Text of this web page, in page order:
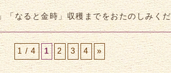
「なると金時」収穫までをおたのしみく
1 / 4 1 2 3 4 »